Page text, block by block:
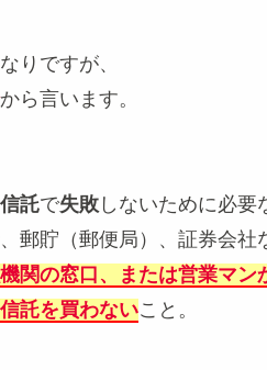
りですが、
から言います。
託で失敗 しないために必要
郵貯（郵便局）、証券会社
関の窓口、または営業マン
託を買わないこと。